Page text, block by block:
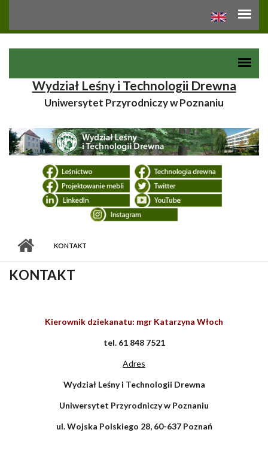
Wydział Leśny i Technologii Drewna
Uniwersytet Przyrodniczy w Poznaniu
KONTAKT
KONTAKT
Kierownik dziekanatu: mgr Katarzyna Włoch
tel. 61 848 7521
Adres
Wydział Leśny i Technologii Drewna
Uniwersytet Przyrodniczy w Poznaniu
ul. Wojska Polskiego 28, 60-637 Poznań